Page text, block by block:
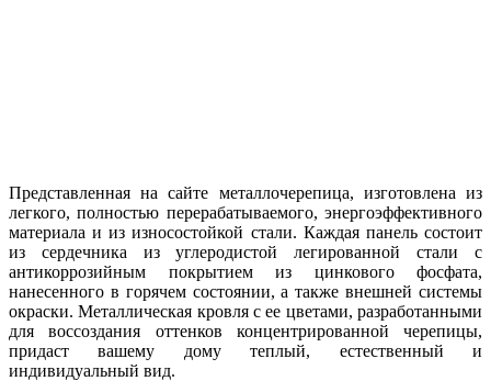
Представленная на сайте металлочерепица, изготовлена из
легкого, полностью перерабатываемого, энергоэффективного
материала и из износостойкой стали. Каждая панель состоит
из сердечника из углеродистой легированной стали с
антикоррозийным покрытием из цинкового фосфата,
нанесенного в горячем состоянии, а также внешней системы
окраски. Металлическая кровля с ее цветами, разработанными
для воссоздания оттенков концентрированной черепицы,
придаст вашему дому теплый, естественный и
индивидуальный вид.